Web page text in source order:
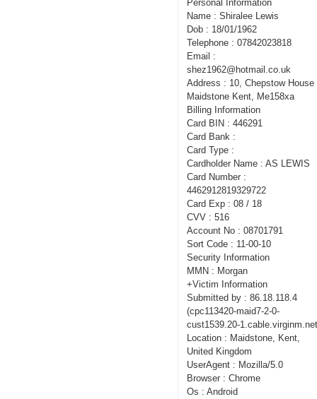
Personal Information
Name : Shiralee Lewis
Dob : 18/01/1962
Telephone : 07842023818
Email :
shez1962@hotmail.co.uk
Address : 10, Chepstow House
Maidstone Kent, Me158xa
Billing Information
Card BIN : 446291
Card Bank :
Card Type :
Cardholder Name : AS LEWIS
Card Number :
4462912819329722
Card Exp : 08 / 18
CVV : 516
Account No : 08701791
Sort Code : 11-00-10
Security Information
MMN : Morgan
+Victim Information
Submitted by : 86.18.118.4
(cpc113420-maid7-2-0-
cust1539.20-
Location : Maidstone, Kent,
United Kingdom
UserAgent : Mozilla/5.0
Browser : Chrome
Os : Android